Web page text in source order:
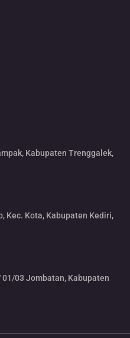
Kabupaten Trenggalek,
Kec. Kota, Kabupaten Kediri,
01/03 Jombatan, Kabupaten